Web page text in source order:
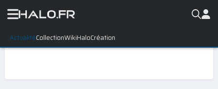
ActualitéCollectionWikiHaloCréation